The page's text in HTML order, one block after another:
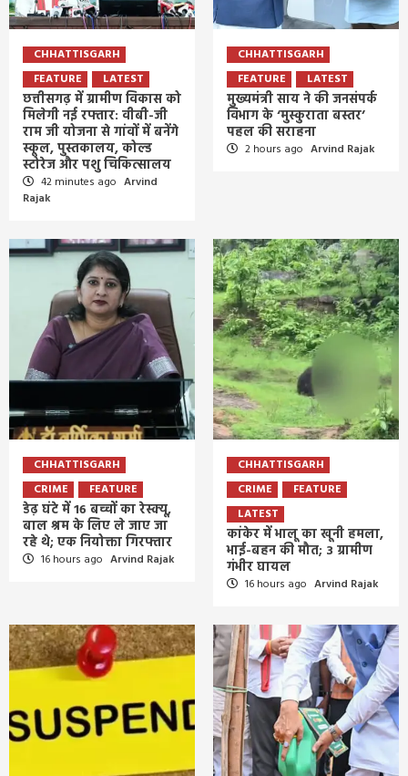
CHHATTISGARH
FEATURE
LATEST
छत्तीसगढ़ में ग्रामीण विकास को
मिलेगी नई रफ्तार: वीबी-जी
राम जी योजना से गांवों में बनेंगे
स्कूल, पुस्तकालय, कोल्ड
स्टोरेज और पशु चिकित्सालय
42 minutes ago Arvind
Rajak
CHHATTISGARH
FEATURE
LATEST
मुख्यमंत्री साय ने की जनसंपर्क
विभाग के ‘मुस्कुराता बस्तर’
पहल की सराहना
2 hours ago Arvind Rajak
CHHATTISGARH
CRIME
FEATURE
डेढ़ घंटे में 16 बच्चों का रेस्क्यू,
बाल श्रम के लिए ले जाए जा
रहे थे; एक नियोक्ता गिरफ्तार
16 hours ago Arvind Rajak
CHHATTISGARH
CRIME
FEATURE
LATEST
कांकेर में भालू का खूनी हमला,
भाई-बहन की मौत; 3 ग्रामीण
गंभीर घायल
16 hours ago Arvind Rajak